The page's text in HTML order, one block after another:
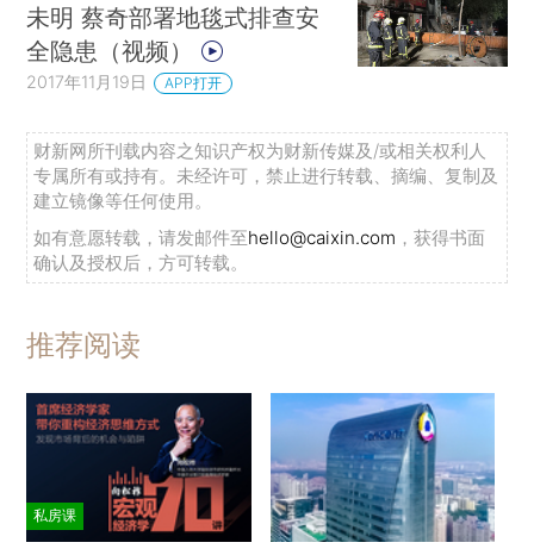
未明 蔡奇部署地毯式排查安
全隐患（视频）
2017年11月19日 APP打开
财新网所刊载内容之知识产权为财新传媒及/或相关权利人
专属所有或持有。未经许可，禁止进行转载、摘编、复制及
建立镜像等任何使用。
如有意愿转载，请发邮件至hello@caixin.com ，获得书面
确认及授权后，方可转载。
推荐阅读
私房课